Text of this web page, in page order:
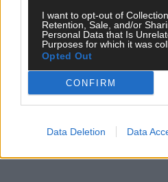
I want to opt-out of
Retention, Sale, and/or
Personal Data that Is
Purposes for which it was
Opted Out
CONFIRM
Data Deletion Data
CHECK UNS AUF FACEBOOK